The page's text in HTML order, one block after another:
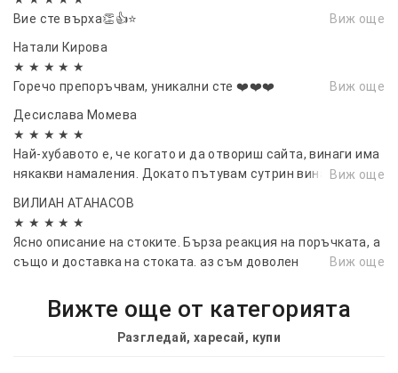
Вие сте върха👏👍⭐
Виж още
Натали Кирова
★ ★ ★ ★ ★
Горечо препоръчвам, уникални сте ❤️❤️❤️
Виж още
Десислава Момева
★ ★ ★ ★ ★
Най-хубавото е, че когато и да отвориш сайта, винаги има
някакви намаления. Докато пътувам сутрин винагиВиж още
ВИЛИАН АТАНАСОВ
★ ★ ★ ★ ★
Ясно описание на стоките. Бърза реакция на поръчката, а
също и доставка на стоката. аз съм доволен
Виж още
Вижте още от категорията
Разгледай, харесай, купи